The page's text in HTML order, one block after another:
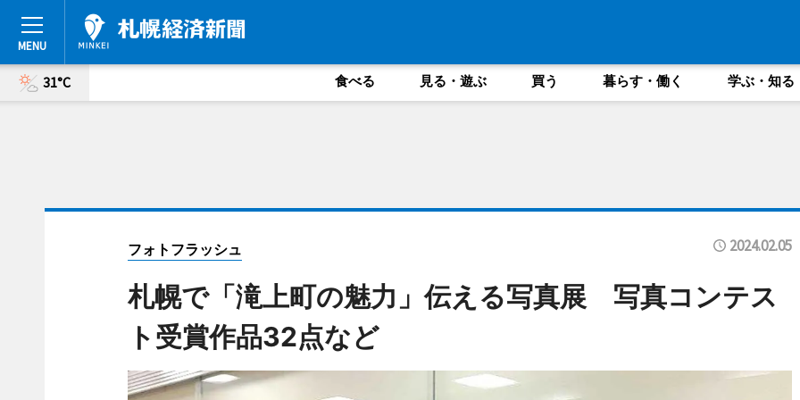
31°C 食べる 見る・遊ぶ 買う 暮らす・働く 学ぶ・知る
フォトフラッシュ 2024.02.05
札幌で「滝上町の魅力」伝える写真展 写真コンテス
ト受賞作品32点など